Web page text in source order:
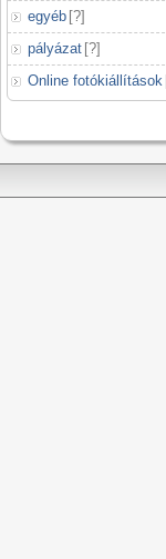
egyéb [?]
pályázat [?]
Online fotókiállítások